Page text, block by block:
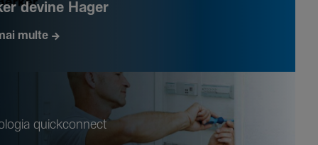
devine Hager
multe
quickconnect